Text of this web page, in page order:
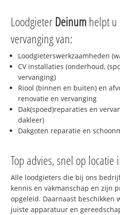
Loodgieter Deinumhelpt
vervanging van:
Loodgieterswerkzaamheden
CV installaties (onderhoud,
vervanging)
Riool (binnen en buiten) en
renovatie en vervanging
Dak(spoed)reparaties en
dakleer)
Dakgoten reparatie en
Top advies, snel op locatie
Alle loodgieters die bij ons
kennis en vakmanschap en zijn
opgeleid. Daarnaast beschikken
juiste apparatuur en